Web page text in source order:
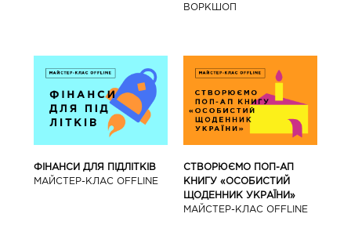
ВОРКШОП
ФІНАНСИ ДЛЯ ПІДЛІТКІВ
МАЙCТЕР-КЛАС OFFLINE
СТВОРЮЄМО ПОП-АП
КНИГУ «ОСОБИСТИЙ
ЩОДЕННИК УКРАЇНИ»
МАЙCТЕР-КЛАС OFFLINE